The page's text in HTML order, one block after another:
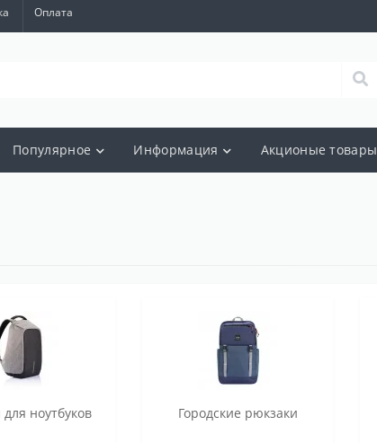
Оплата
Популярное Информация Акционые товары
ноутбуков Городские рюкзаки